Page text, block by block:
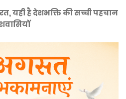
यही है देशभक्ति की सच्ची पहचान